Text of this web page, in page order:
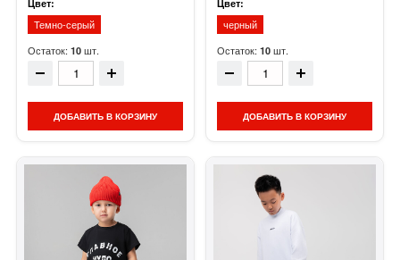
Цвет:
Темно-серый
Остаток: 10 шт.
ДОБАВИТЬ В КОРЗИНУ
Цвет:
черный
Остаток: 10 шт.
ДОБАВИТЬ В КОРЗИНУ